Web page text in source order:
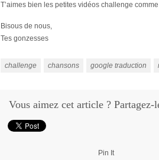
T’aimes bien les petites vidéos challenge
Bisous de nous,
Tes gonzesses
challenge chansons google traduction
Vous aimez cet article ? Partagez-
Pin It